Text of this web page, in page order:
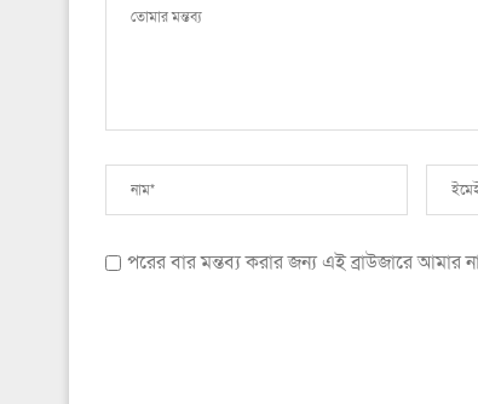
পরের বার মন্তব্য করার জন্য এই ব্রাউজারে